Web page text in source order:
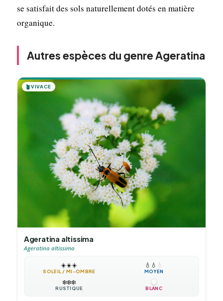
se satisfait des sols naturellement dotés en matière
organique.
Autres espèces du genre Ageratina
🪴VIVACE
Ageratina altissima
Ageratina altissima
☀️☀️☀️
SOLEIL / MI-OMBRE
💧 💧 💧
MOYEN
❄️❄️❄️
RUSTIQUE BLANC